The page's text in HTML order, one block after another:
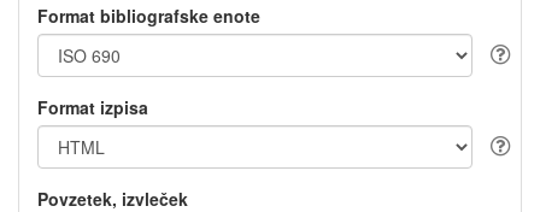
Format bibliografske enote
Format izpisa
Povzetek, izvleček